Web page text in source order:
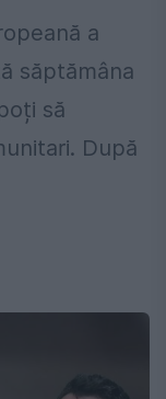
a
săptămâna
să
După